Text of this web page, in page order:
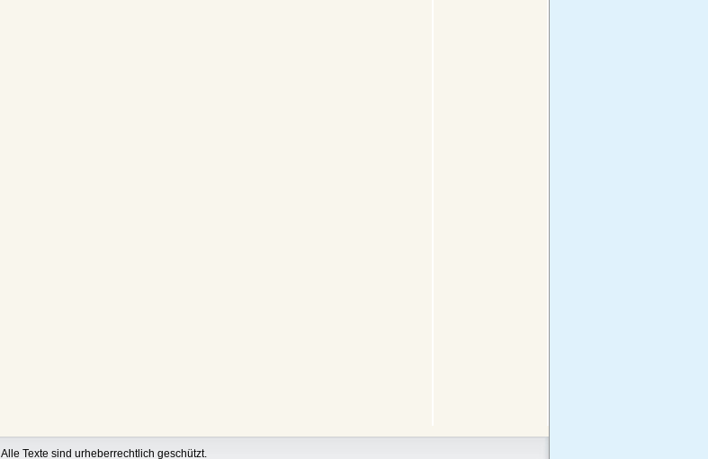
Alle Texte sind urheberrechtlich geschützt.